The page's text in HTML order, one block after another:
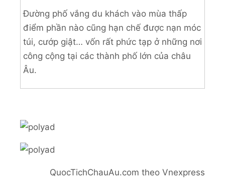
Đường phố vắng du khách vào mùa thấp
điểm phần nào cũng hạn chế được nạn móc
túi, cướp giật… vốn rất phức tạp ở những nơi
công cộng tại các thành phố lớn của châu
Âu.
QuocTichChauAu.com theo Vnexpress